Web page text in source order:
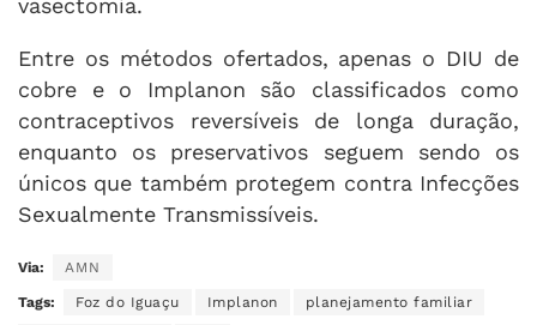
vasectomia.
Entre os métodos ofertados, apenas o DIU de
cobre e o Implanon são classificados como
contraceptivos reversíveis de longa duração,
enquanto os preservativos seguem sendo os
únicos que também protegem contra Infecções
Sexualmente Transmissíveis.
Via: AMN
Tags: Foz do Iguaçu Implanon planejamento familiar